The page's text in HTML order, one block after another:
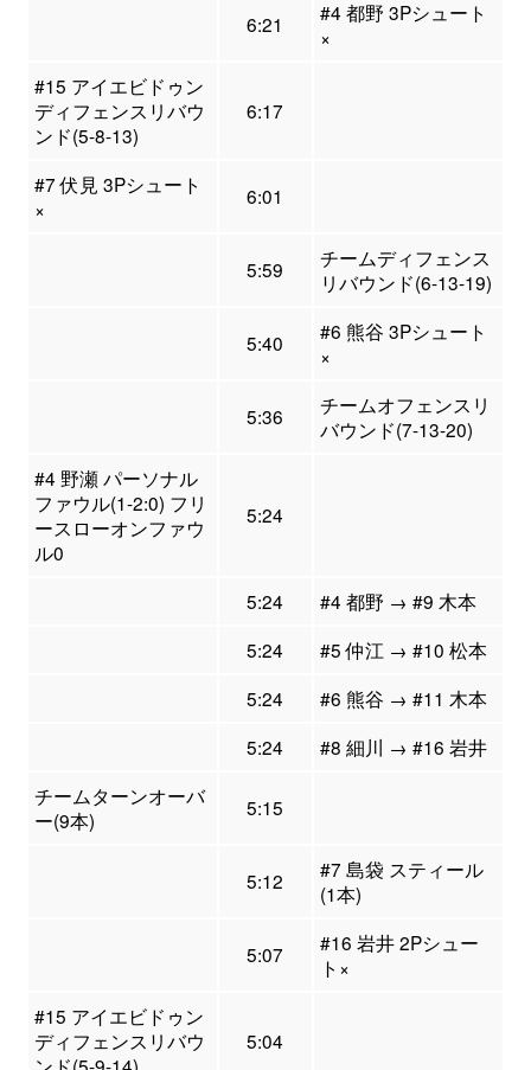
6:21
#4 都野 3Pシュート
×
#15 アイエビドゥン
ディフェンスリバウ
ンド(5-8-13)
6:17
#7 伏見 3Pシュート
×
6:01
5:59
チームディフェンス
リバウンド(6-13-19)
5:40
#6 熊谷 3Pシュート
×
5:36
チームオフェンスリ
バウンド(7-13-20)
#4 野瀬 パーソナル
ファウル(1-2:0) フリ
ースローオンファウ
ル0
5:24
5:24
#4 都野 → #9 木本
5:24
#5 仲江 → #10 松本
5:24
#6 熊谷 → #11 木本
5:24
#8 細川 → #16 岩井
チームターンオーバ
ー(9本)
5:15
5:12
#7 島袋 スティール
(1本)
5:07
#16 岩井 2Pシュー
ト×
#15 アイエビドゥン
ディフェンスリバウ
5:04